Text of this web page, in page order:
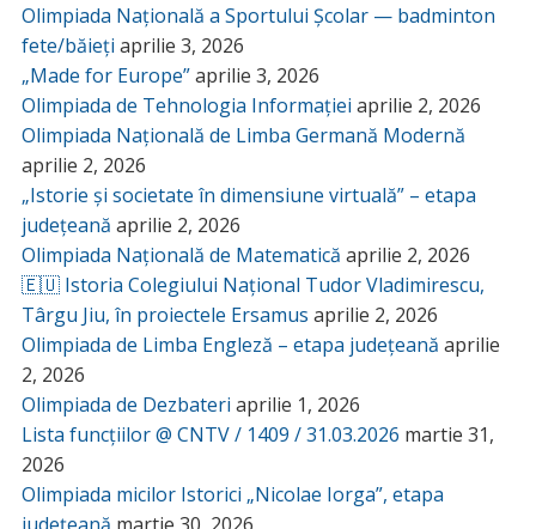
Olimpiada Națională a Sportului Școlar — badminton
fete/băieți aprilie 3, 2026
„Made for Europe”aprilie 3, 2026
Olimpiada de Tehnologia Informației aprilie 2, 2026
Olimpiada Națională de Limba Germană Modernă
aprilie 2, 2026
„Istorie și societate în dimensiune virtuală” – etapa
județeană aprilie 2, 2026
Olimpiada Națională de Matematică aprilie 2, 2026
🇪🇺 Istoria Colegiului Național Tudor Vladimirescu,
Târgu Jiu, în proiectele Ersamus aprilie 2, 2026
Olimpiada de Limba Engleză – etapa județeană aprilie
2, 2026
Olimpiada de Dezbateri aprilie 1, 2026
Lista funcțiilor @ CNTV / 1409 / 31.03.2026 martie 31,
2026
Olimpiada micilor Istorici „Nicolae Iorga”, etapa